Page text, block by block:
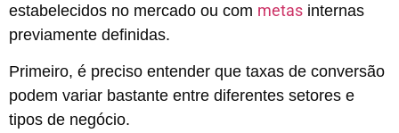
estabelecidos no mercado ou com metas internas
previamente definidas.
Primeiro, é preciso entender que taxas de conversão
podem variar bastante entre diferentes setores e
tipos de negócio.